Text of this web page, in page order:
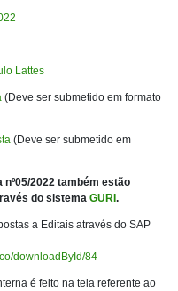
Lattes
(Deve ser submetido em formato
(Deve ser submetido em
2022 também estão
do sistema GURI .
a Editais através do SAP
downloadById/84
é feito na tela referente ao